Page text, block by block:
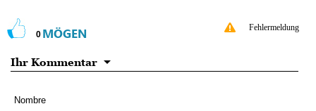
0 MÖGEN Fehlermeldung
Ihr Kommentar
Nombre